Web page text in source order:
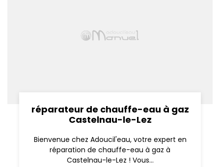
réparateur de chauffe-eau à gaz
Castelnau-le-Lez
Bienvenue chez Adoucil'eau, votre expert en
réparation de chauffe-eau à gaz à
Castelnau-le-Lez ! Vous...